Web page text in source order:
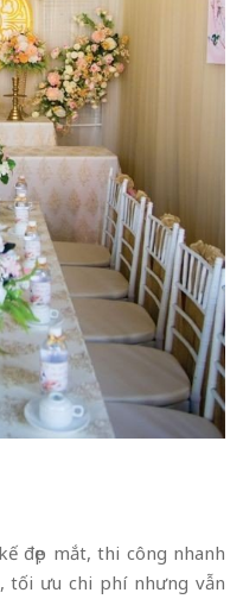
đẹp mắt, thi công nhanh
tối ưu chi phí nhưng vẫn